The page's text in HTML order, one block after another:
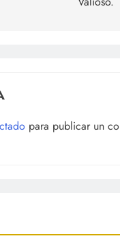
para publicar un